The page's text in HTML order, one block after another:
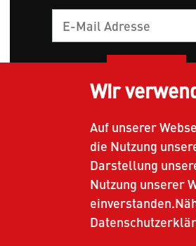
Mail
Presenting Partner
Wir
Auf unserer
die Nutzung
Darstellung
Nutzung unserer